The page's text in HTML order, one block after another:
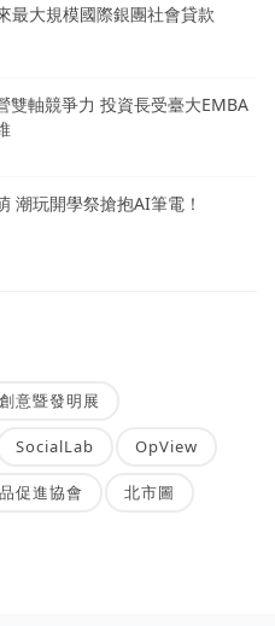
最大規模國際銀團社會貸款
雙軸競爭力 投資長受臺大EMBA
潮玩開學祭搶抱AI筆電！
意暨發明展
SocialLab OpView
促進協會 北市圖